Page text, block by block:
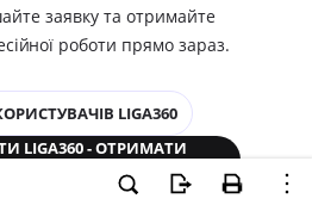
заявку та отримайте
роботи прямо зараз.
LIGA360
LIGA360 - ОТРИМАТИ